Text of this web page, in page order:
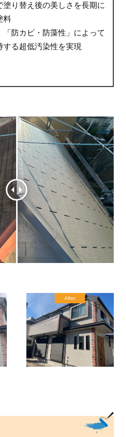
塗り替え後の美しさを長期に
料
「防カビ・防藻性」によって
る超低汚染性を実現
After